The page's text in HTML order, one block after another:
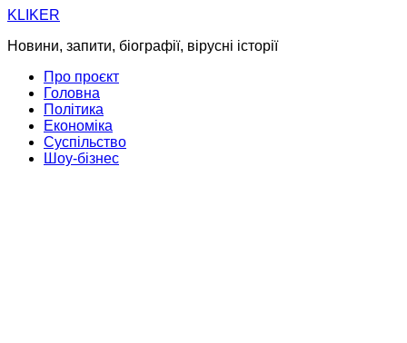
Skip
content
KLIKER
Новини, запити, біографії, вірусні історії
Про проєкт
Головна
Політика
Економіка
Суспільство
Шоу-бізнес